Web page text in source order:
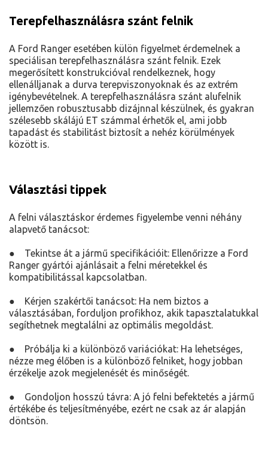
Terepfelhasználásra szánt felnik
A Ford Ranger esetében külön figyelmet érdemelnek a
speciálisan terepfelhasználásra szánt felnik. Ezek
megerősített konstrukcióval rendelkeznek, hogy
ellenálljanak a durva terepviszonyoknak és az extrém
igénybevételnek. A terepfelhasználásra szánt alufelnik
jellemzően robusztusabb dizájnnal készülnek, és gyakran
szélesebb skálájú ET számmal érhetők el, ami jobb
tapadást és stabilitást biztosít a nehéz körülmények
között is.
Választási tippek
A felni választáskor érdemes figyelembe venni néhány
alapvető tanácsot:
● Tekintse át a jármű specifikációit: Ellenőrizze a Ford
Ranger gyártói ajánlásait a felni méretekkel és
kompatibilitással kapcsolatban.
● Kérjen szakértői tanácsot: Ha nem biztos a
választásában, forduljon profikhoz, akik tapasztalatukkal
segíthetnek megtalálni az optimális megoldást.
● Próbálja ki a különböző variációkat: Ha lehetséges,
nézze meg élőben is a különböző felniket, hogy jobban
érzékelje azok megjelenését és minőségét.
● Gondoljon hosszú távra: A jó felni befektetés a jármű
értékébe és teljesítményébe, ezért ne csak az ár alapján
döntsön.